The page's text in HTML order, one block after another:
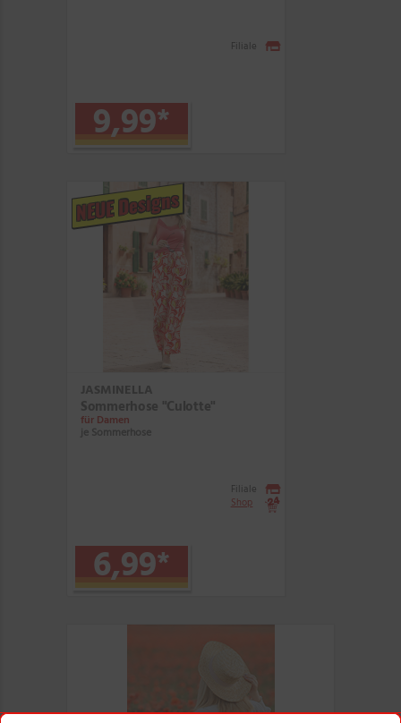
9,99*
Filiale
NEUE Designs
JASMINELLA
Sommerhose "Culotte"
für Damen
je Sommerhose
6,99*
Filiale
Shop